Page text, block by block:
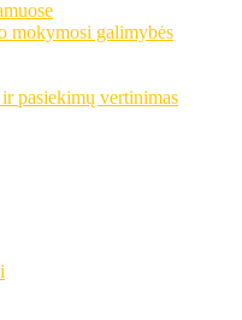
mokymosi galimybės
pasiekimų vertinimas